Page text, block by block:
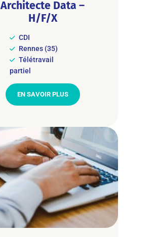
Architecte Data –
H/F/X
CDI
Rennes (35)
Télétravail
partiel
EN SAVOIR PLUS